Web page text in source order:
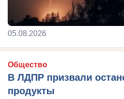
05.08.2026
Общество
В ЛДПР призвали
продукты